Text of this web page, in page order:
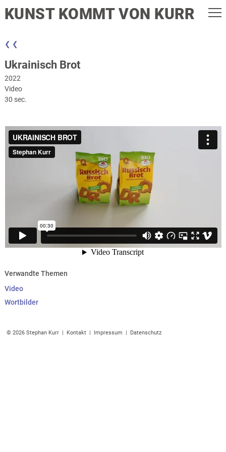
KUNST KOMMT VON KURR
❮ ❮
Ukrainisch Brot
2022
Video
30 sec.
Verwandte Themen
Video
Wortbilder
© 2026 Stephan Kurr | Kontakt | Impressum | Datenschutz